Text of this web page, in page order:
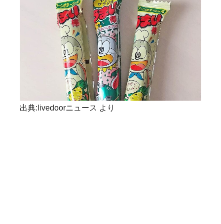
出典:livedoorニュース より